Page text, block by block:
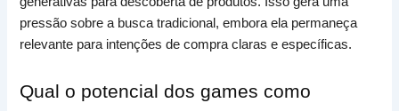
pressão sobre a busca tradicional, embora ela permaneça
relevante para intenções de compra claras e específicas.
Qual o potencial dos games como